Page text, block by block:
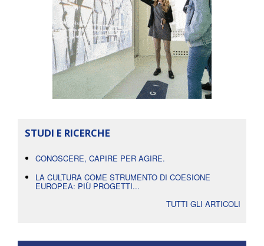
STUDI E RICERCHE
CONOSCERE, CAPIRE PER AGIRE.
LA CULTURA COME STRUMENTO DI COESIONE
EUROPEA: PIÙ PROGETTI...
TUTTI GLI ARTICOLI